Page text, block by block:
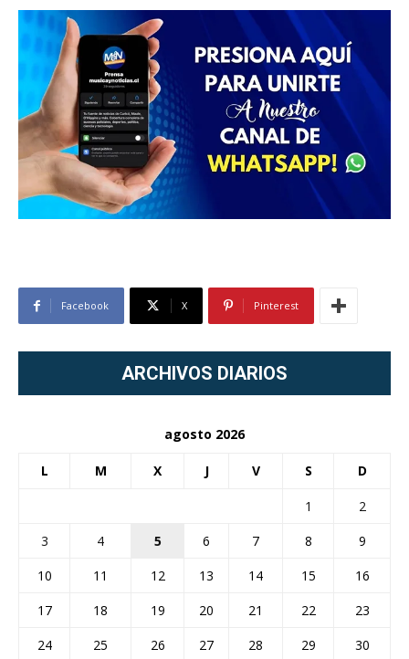
Facebook X Pinterest
ARCHIVOS DIARIOS
agosto 2026
L M X J V S D
1
2
3
4 5 6 7 8
9
10
11 12 13 14 15
16
17
18 19 20 21 22
23
24
25 26 27 28 29
30